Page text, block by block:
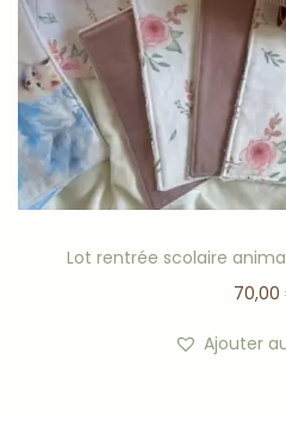
Lot rentrée scolaire
70,00
Ajouter